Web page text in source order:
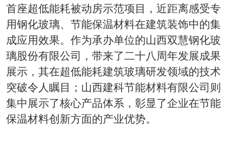
首座超低能耗被动房示范项目，近距离感受专
用钢化玻璃、节能保温材料在建筑装饰中的集
成应用效果。作为承办单位的山西双慧钢化玻
璃股份有限公司，带来了二十八周年发展成果
展示，其在超低能耗建筑玻璃研发领域的技术
突破令人瞩目；山西建科节能材料有限公司则
集中展示了核心产品体系，彰显了企业在节能
保温材料创新方面的产业优势。